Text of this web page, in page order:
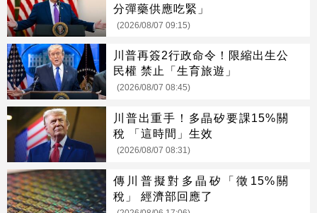
分彈藥供應吃緊」
(2026/08/07 09:15)
川普再簽2行政命令！限縮出生公
民權 禁止「生育旅遊」
(2026/08/07 08:45)
川普出重手！多晶矽要課15%關
稅 「這時間」生效
(2026/08/07 08:31)
傳川普擬對多晶矽「徵15%關
稅」 經濟部回應了